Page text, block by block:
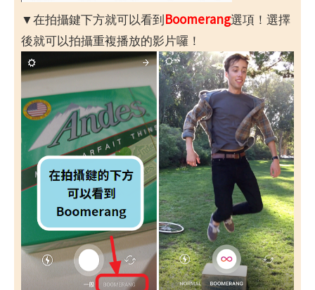
▼在拍攝鍵下方就可以看到Boomerang選項！選擇
後就可以拍攝重複播放的影片囉！